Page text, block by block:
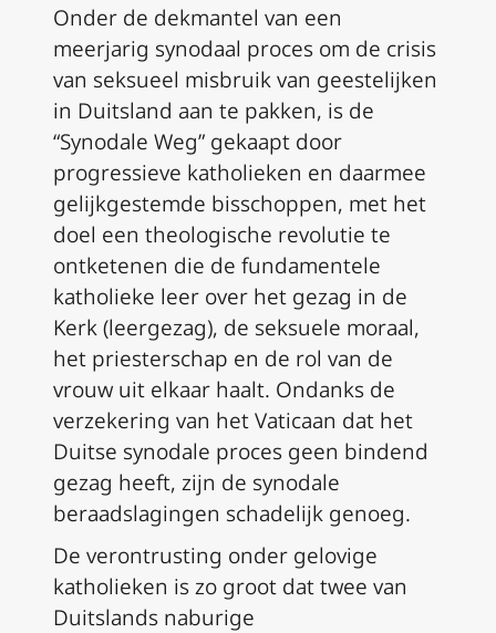
Onder de dekmantel van een
meerjarig synodaal proces om de crisis
van seksueel misbruik van geestelijken
in Duitsland aan te pakken, is de
“Synodale Weg” gekaapt door
progressieve katholieken en daarmee
gelijkgestemde bisschoppen, met het
doel een theologische revolutie te
ontketenen die de fundamentele
katholieke leer over het gezag in de
Kerk (leergezag), de seksuele moraal,
het priesterschap en de rol van de
vrouw uit elkaar haalt. Ondanks de
verzekering van het Vaticaan dat het
Duitse synodale proces geen bindend
gezag heeft, zijn de synodale
beraadslagingen schadelijk genoeg.
De verontrusting onder gelovige
katholieken is zo groot dat twee van
Duitslands naburige